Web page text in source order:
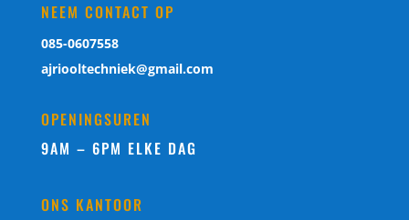
NEEM CONTACT OP
085-0607558
ajriooltechniek@gmail.com
OPENINGSUREN
9AM – 6PM ELKE DAG
ONS KANTOOR